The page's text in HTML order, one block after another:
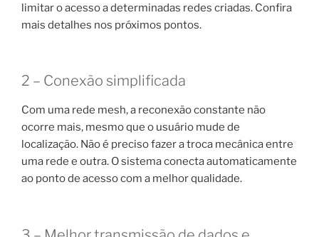
limitar o acesso a determinadas redes criadas. Confira
mais detalhes nos próximos pontos.
2 – Conexão simplificada
Com uma rede mesh, a reconexão constante não
ocorre mais, mesmo que o usuário mude de
localização. Não é preciso fazer a troca mecânica entre
uma rede e outra. O sistema conecta automaticamente
ao ponto de acesso com a melhor qualidade.